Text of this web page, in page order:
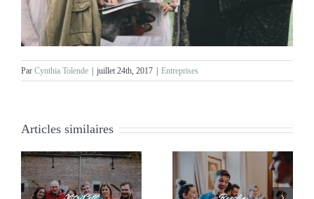
Par Cynthia Tolende juillet 24th, 2017 Entreprises
Articles similaires